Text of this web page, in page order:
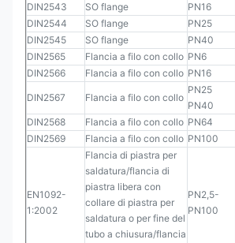
DIN2543 SO flange PN16
DIN2544
SO flange PN25
DIN2545
SO flange PN40
DIN2565
Flancia a filo con collo PN6
DIN2566
Flancia a filo con collo PN16
DIN2567 Flancia a filo con collo
PN25
PN40
DIN2568 Flancia a filo con collo PN64
DIN2569
Flancia a filo con collo PN100
EN1092-
1:2002
Flancia di piastra per
saldatura/flancia di
piastra libera con
collare di piastra per
saldatura o per fine del
tubo a chiusura/flancia
PN2,5-
PN100